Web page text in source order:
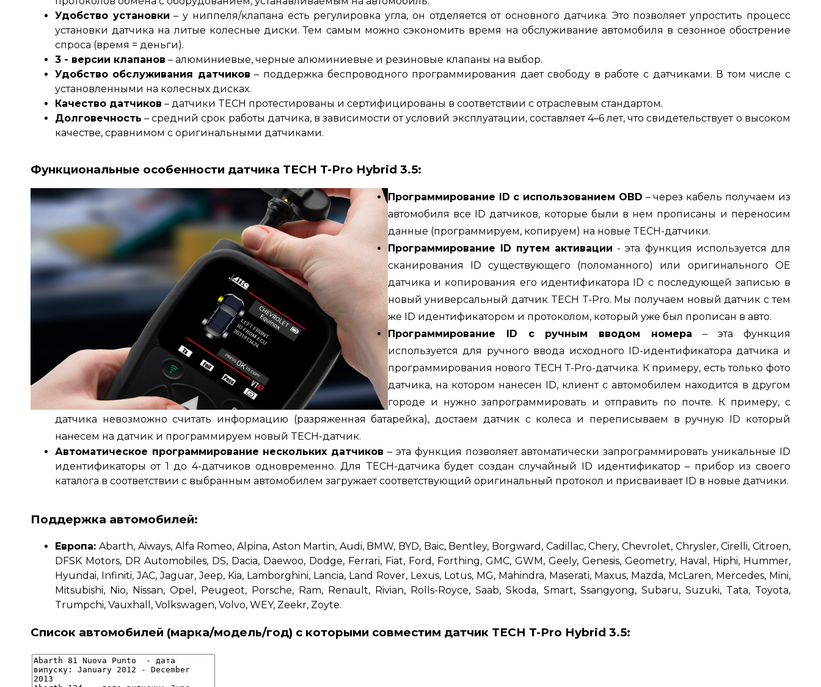
Удобство установки – у ниппеля/клапана есть регулировка угла, он отделяется от основного датчика. Это позволяет упростить процесс
установки датчика на литые колесные диски. Тем самым можно сэкономить время на обслуживание автомобиля в сезонное обострение
спроса (время = деньги).
3 - версии клапанов – алюминиевые, черные алюминиевые и резиновые клапаны на выбор.
Удобство обслуживания датчиков – поддержка беспроводного программирования дает свободу в работе с датчиками. В том числе с
установленными на колесных дисках.
Качество датчиков –датчики TECH протестированы и сертифицированы в соответствии с отраслевым стандартом.
Долговечность –средний срок работы датчика, в зависимости от условий эксплуатации, составляет 4–6 лет, что свидетельствует о высоком
качестве, сравнимом с оригинальными датчиками.
Функциональные особенности датчика TECH T-Pro Hybrid 3.5:
Программирование ID с использованием OBD – через кабель получаем из
автомобиля все ID датчиков, которые были в нем прописаны и переносим
данные (программируем, копируем) на новые TECH-датчики.
Программирование ID путем активации - эта функция используется для
сканирования ID существующего (поломанного) или оригинального OE
датчика и копирования его идентификатора ID с последующей записью в
новый универсальный датчик TECH T-Pro. Мы получаем новый датчик с тем
же ID идентификатором и протоколом, который уже был прописан в авто.
Программирование ID с ручным вводом номера – эта функция
используется для ручного ввода исходного ID-идентификатора датчика и
программирования нового TECH T-Pro-датчика. К примеру, есть только фото
датчика, на котором нанесен ID, клиент с автомобилем находится в другом
городе и нужно запрограммировать и отправить по почте. К примеру, с
датчика невозможно считать информацию (разряженная батарейка), достаем датчик с колеса и переписываем в ручную ID который
нанесем на датчик и программируем новый TECH-датчик.
Автоматическое программирование нескольких датчиков – эта функция позволяет автоматически запрограммировать уникальные ID
идентификаторы от 1 до 4-датчиков одновременно. Для TECH-датчика будет создан случайный ID идентификатор – прибор из своего
каталога в соответствии с выбранным автомобилем загружает соответствующий оригинальный протокол и присваивает ID в новые датчики.
Поддержка автомобилей:
Европа:Abarth, Aiways, Alfa Romeo, Alpina, Aston Martin, Audi, BMW, BYD, Baic, Bentley, Borgward, Cadillac, Chery, Chevrolet, Chrysler, Cirelli, Citroen,
DFSK Motors, DR Automobiles, DS, Dacia, Daewoo, Dodge, Ferrari, Fiat, Ford, Forthing, GMC, GWM, Geely, Genesis, Geometry, Haval, Hiphi, Hummer,
Hyundai, Infiniti, JAC, Jaguar, Jeep, Kia, Lamborghini, Lancia, Land Rover, Lexus, Lotus, MG, Mahindra, Maserati, Maxus, Mazda, McLaren, Mercedes, Mini,
Mitsubishi, Nio, Nissan, Opel, Peugeot, Porsche, Ram, Renault, Rivian, Rolls-Royce, Saab, Skoda, Smart, Ssangyong, Subaru, Suzuki, Tata, Toyota,
Trumpchi, Vauxhall, Volkswagen, Volvo, WEY, Zeekr, Zoyte.
Список автомобилей (марка/модель/год) с которыми совместим датчикTECH T-Pro Hybrid 3.5: